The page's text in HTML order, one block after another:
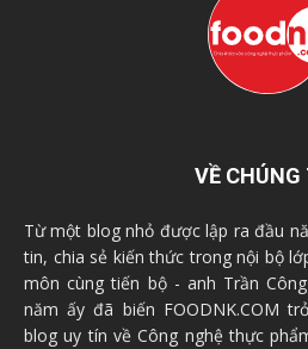
VỀ CHÚNG
Từ một blog nhỏ được lập ra đầu
tin, chia sẻ kiến thức trong nội bộ
môn cùng tiến bộ - anh Trần
năm ấy đã biến FOODNK.COM
blog uy tín về Công nghệ thực